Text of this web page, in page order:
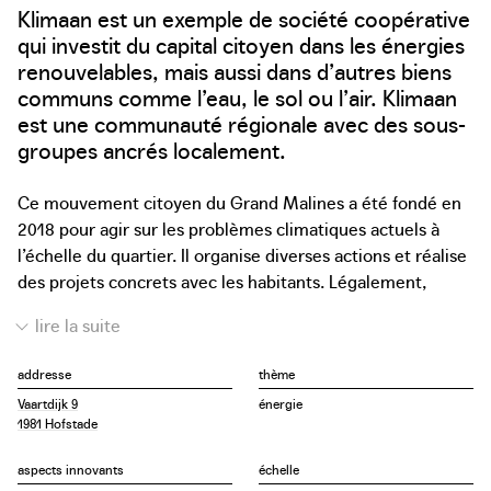
Klimaan est un exemple de société coopérative
qui investit du capital citoyen dans les énergies
renouvelables, mais aussi dans d’autres biens
communs comme l’eau, le sol ou l’air. Klimaan
est une communauté régionale avec des sous-
groupes ancrés localement.
Ce mouvement citoyen du Grand Malines a été fondé en
2018 pour agir sur les problèmes climatiques actuels à
l’échelle du quartier. Il organise diverses actions et réalise
des projets concrets avec les habitants. Légalement,
Klimaan, proposant diverses actions pour le climat, d’autre
projets locaux et durables. Tout le monde peut devenir
coopérateur en achetant une part sociale. Toute personne
qui achète une action devient coactionnaire de Klimaan et
peut participer aux décisions concernant les solutions
addresse
Vaartdijk 9
1981 Hofstade
thème
énergie
aspects innovants
échelle